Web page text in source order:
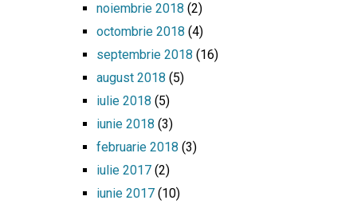
noiembrie 2018 (2)
octombrie 2018 (4)
septembrie 2018 (16)
august 2018 (5)
iulie 2018 (5)
iunie 2018 (3)
februarie 2018 (3)
iulie 2017(2)
iunie 2017(10)